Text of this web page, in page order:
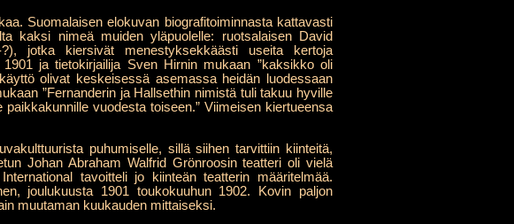
Suomalaisen elokuvan biografitoiminnasta kattavasti
kaksi nimeä muiden yläpuolelle: ruotsalaisen David
jotka kiersivät menestyksekkäästi useita kertoja
ja tietokirjailija Sven Hirnin mukaan ”kaksikko oli
olivat keskeisessä asemassa heidän luodessaan
”Fernanderin ja Hallsethin nimistä tuli takuu hyville
vuodesta toiseen.” Viimeisen kiertueensa
puhumiselle, sillä siihen tarvittiin kiinteitä,
Johan Abraham Walfrid Grönroosin teatteri oli vielä
tavoitteli jo kiinteän teatterin määritelmää.
joulukuusta 1901 toukokuuhun 1902. Kovin paljon
muutaman kuukauden mittaiseksi.